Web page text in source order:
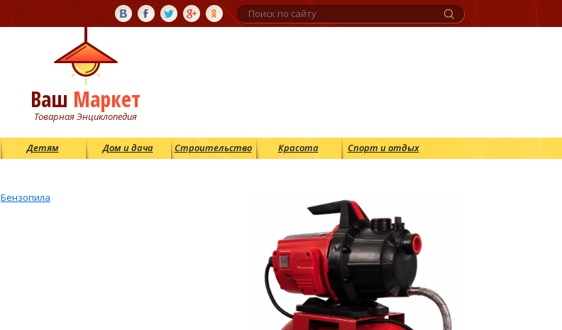
Ваш Маркет
Товарная Энциклопедия
Детям Дом и дача Строительство Красота Спорт и отдых
Бензопила